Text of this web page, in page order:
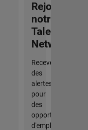
Rejoignez
notre
Talent
Network
Recevez
des
alertes
pour
des
opportunités
d'emploi